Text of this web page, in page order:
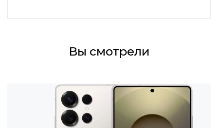
Вы смотрели